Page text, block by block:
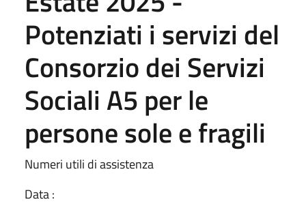
Potenziati i servizi del
Consorzio dei Servizi
Sociali A5 per le
persone sole e fragili
Numeri utili di assistenza
Data :